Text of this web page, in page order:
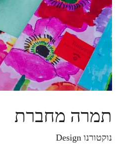
תמרה מחברת
נוקטורנו Design